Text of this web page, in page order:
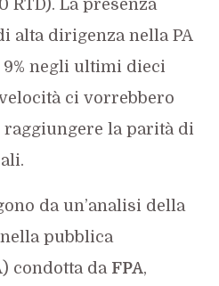
RTD). La presenza
alta dirigenza nella PA
9% negli ultimi dieci
ci vorrebbero
raggiungere la parità di
da un’analisi della
pubblica
condotta da FPA,